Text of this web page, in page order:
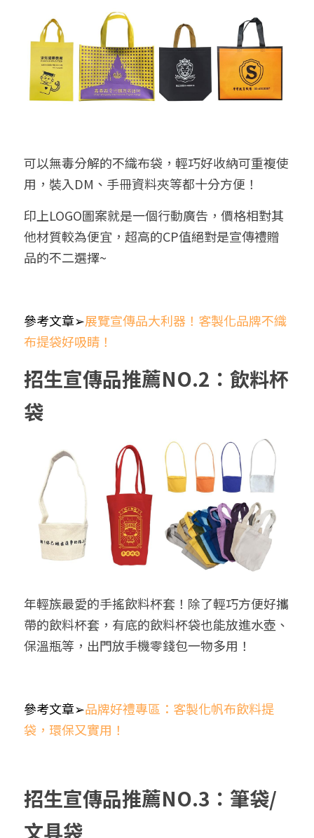
➢皮革包袋
➢網布袋
➢台灣茄芷袋
➢好神Q版神明公仔
可以無毒分解的不織布袋，輕巧好收納可重複使
用，裝入DM、手冊資料夾等都十分方便！
印上LOGO圖案就是一個行動廣告，價格相對其
他材質較為便宜，超高的CP值絕對是宣傳禮贈
品的不二選擇~
參考文章➢展覽宣傳品大利器！客製化品牌不織
布提袋好吸睛！
招生宣傳品推薦NO.2：飲料杯
袋
年輕族最愛的手搖飲料杯套！除了輕巧方便好攜
帶的飲料杯套，有底的飲料杯袋也能放進水壺、
保溫瓶等，出門放手機零錢包一物多用！
參考文章➢品牌好禮專區：客製化帆布飲料提
袋，環保又實用！
招生宣傳品推薦NO.3：筆袋/
文具袋